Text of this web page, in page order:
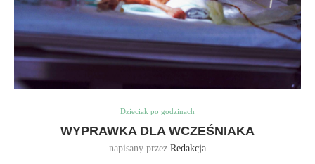
Dzieciak po godzinach
WYPRAWKA DLA WCZEŚNIAKA
napisany przez Redakcja